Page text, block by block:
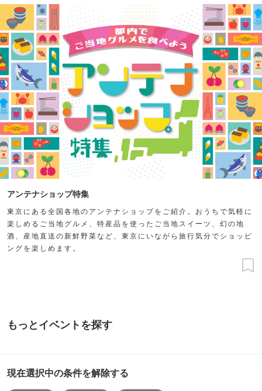
アンテナショップ特集
東京にある全国各地のアンテナショップをご紹介。おうちで気軽に
楽しめるご当地グルメ、特産品を使ったご当地スイーツ、幻の地
酒、産地直送の新鮮野菜など、東京にいながら旅行気分でショッピ
ングを楽しめます。
もっとイベントを探す
現在選択中の条件を解除する